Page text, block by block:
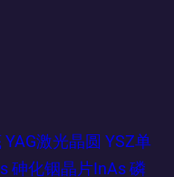
YAG激光晶圆 YSZ单
砷化铟晶片InAs 磷